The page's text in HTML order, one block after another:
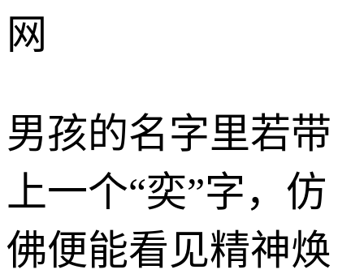
网
男孩的名字里若带
上一个“奕”字，仿
佛便能看见精神焕